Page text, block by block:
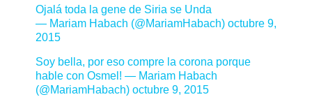
Ojalá toda la gene de Siria se Unda
— Mariam Habach (@MariamHabach) octubre 9,
2015
Soy bella, por eso compre la corona porque
hable con Osmel! — Mariam Habach
(@MariamHabach) octubre 9, 2015